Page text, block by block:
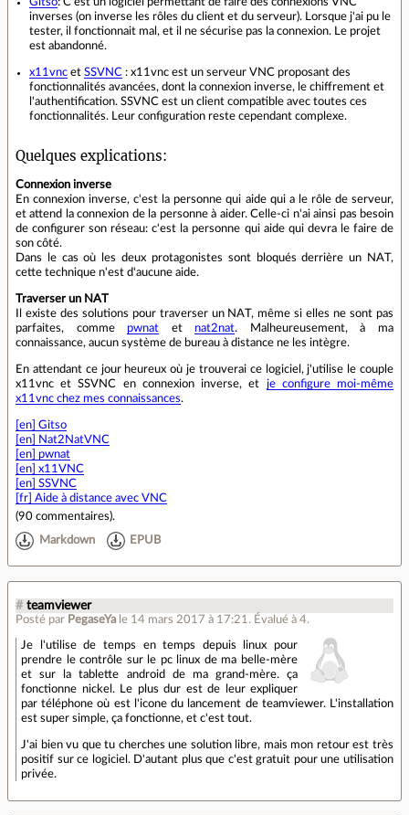
inverses (on inverse les rôles du client et du serveur). Lorsque j'ai pu le
tester, il fonctionnait mal, et il ne sécurise pas la connexion. Le projet
est abandonné.
x11vnc et SSVNC : x11vnc est un serveur VNC proposant des
fonctionnalités avancées, dont la connexion inverse, le chiffrement et
l'authentification. SSVNC est un client compatible avec toutes ces
fonctionnalités. Leur configuration reste cependant complexe.
Quelques explications:
Connexion inverse
En connexion inverse, c'est la personne qui aide qui a le rôle de serveur,
et attend la connexion de la personne à aider. Celle-ci n'ai ainsi pas besoin
de configurer son réseau: c'est la personne qui aide qui devra le faire de
son côté.
Dans le cas où les deux protagonistes sont bloqués derrière un NAT,
cette technique n'est d'aucune aide.
Traverser un NAT
Il existe des solutions pour traverser un NAT, même si elles ne sont pas
parfaites, comme pwnat et nat2nat. Malheureusement, à ma
connaissance, aucun système de bureau à distance ne les intègre.
En attendant ce jour heureux où je trouverai ce logiciel, j'utilise le couple
x11vnc et SSVNC en connexion inverse, et je configure moi-même
x11vnc chez mes connaissances.
[en] Gitso
[en] Nat2NatVNC
[en] pwnat
[en] x11VNC
[en] SSVNC
[fr] Aide à distance avec VNC
(90 commentaires).
Markdown EPUB
# teamviewer
Posté par PegaseYa le 14 mars 2017 à 17:21 . Évalué à 4.
Je l'utilise de temps en temps depuis linux pour
prendre le contrôle sur le pc linux de ma belle-mère
et sur la tablette android de ma grand-mère. ça
fonctionne nickel. Le plus dur est de leur expliquer
par téléphone où est l'icone du lancement de teamviewer. L'installation
est super simple, ça fonctionne, et c'est tout.
J'ai bien vu que tu cherches une solution libre, mais mon retour est très
positif sur ce logiciel. D'autant plus que c'est gratuit pour une utilisation
privée.